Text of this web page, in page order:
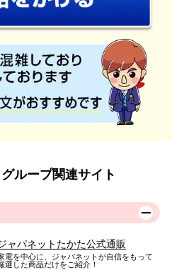
ループ関連サイト
ャパネットたかた公式通販
電を中心に、ジャパネットが自信をもって
選した商品だけをご紹介！